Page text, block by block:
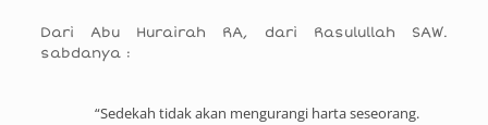
Dari Abu Hurairah RA, dari Rasulullah SAW.
sabdanya :
“Sedekah tidak akan mengurangi harta seseorang.